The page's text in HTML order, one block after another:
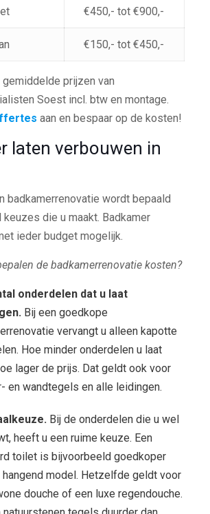
€450,- tot €900,-
€150,- tot €450,-
prijzen van
Soest incl. btw en montage.
aan en bespaar op de kosten!
laten verbouwen in
badkamerrenovatie wordt bepaald
keuzes die u maakt. Badkamer
ieder budget mogelijk.
de badkamerrenovatie kosten?
onderdelen dat u laat
Bij een goedkope
vervangt u alleen kapotte
Hoe minder onderdelen u laat
lager de prijs. Dat geldt ook voor
en wandtegels en alle leidingen.
Bij de onderdelen die u wel
heeft u een ruime keuze. Een
toilet is bijvoorbeeld goedkoper
hangend model. Hetzelfde geldt voor
douche of een luxe regendouche.